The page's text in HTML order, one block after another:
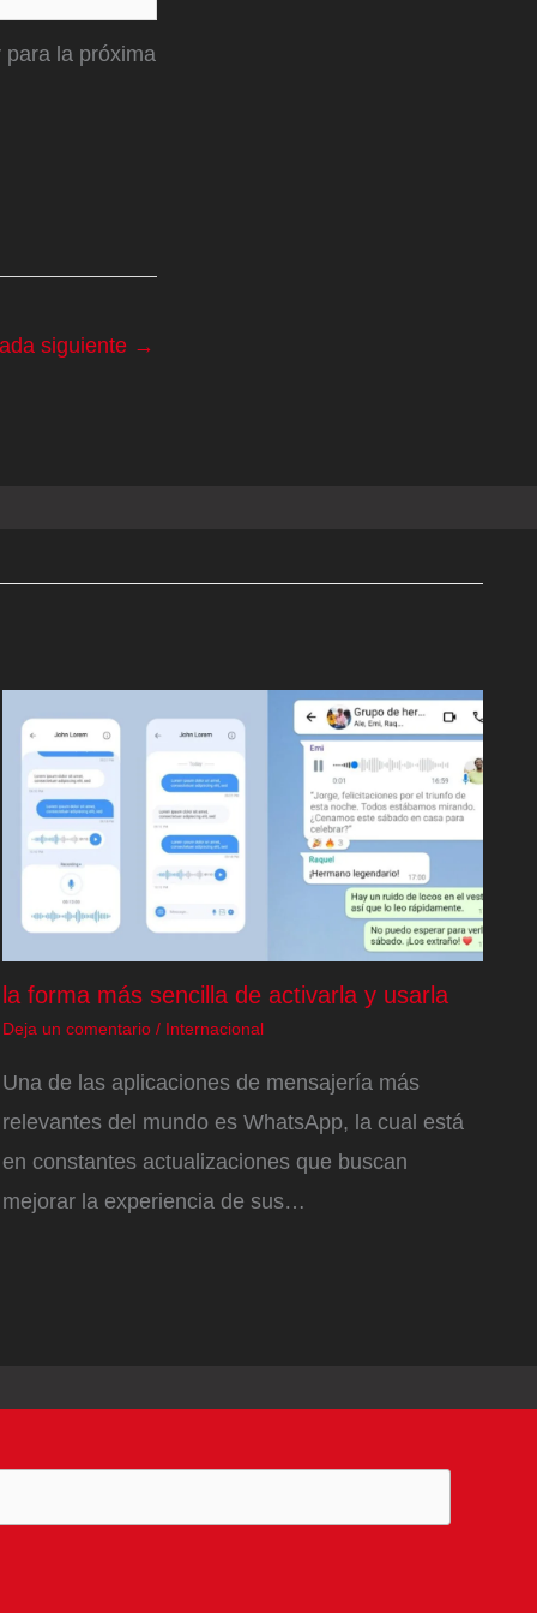
la próxima
siguiente →
la forma más sencilla de activarla y usarla
Deja un comentario / Internacional
Una de las aplicaciones de mensajería más
relevantes del mundo es WhatsApp, la cual está
en constantes actualizaciones que buscan
mejorar la experiencia de sus…